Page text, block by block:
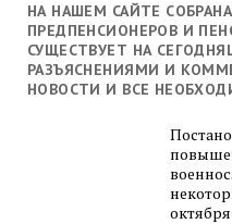
НА НАШЕМ САЙТЕ
ПРЕДПЕНСИОНЕРОВ И
СУЩЕСТВУЕТ НА
РАЗЪЯСНЕНИЯМИ И
НОВОСТИ И ВСЕ